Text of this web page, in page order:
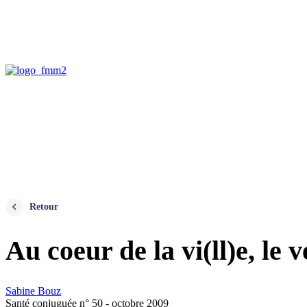
Retour
Au coeur de la vi(ll)e, le
Sabine Bouz
Santé conjuguée n° 50 - octobre 2009